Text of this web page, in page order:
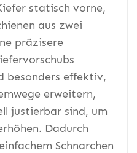
statisch vorne,
aus zwei
präzisere
besonders effektiv,
erweitern,
justierbar sind, um
Dadurch
Schnarchen